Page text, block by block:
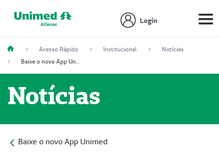
Login
Acesso Rápido Institucional
Notícias
Baixe o novo App Unimed
Notícias
Baixe o novo App Unimed